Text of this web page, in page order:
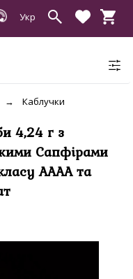
Каблучки
4,24 г з
Сапфірами
АААА та